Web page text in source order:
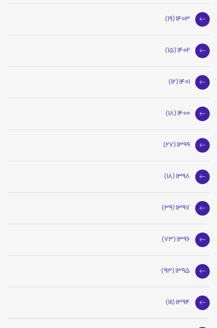
1403 (19)
1402 (15)
1401 (12)
1400 (18)
1399 (27)
1398 (18)
1397 (39)
1396 (73)
1395 (93)
1394 (111)